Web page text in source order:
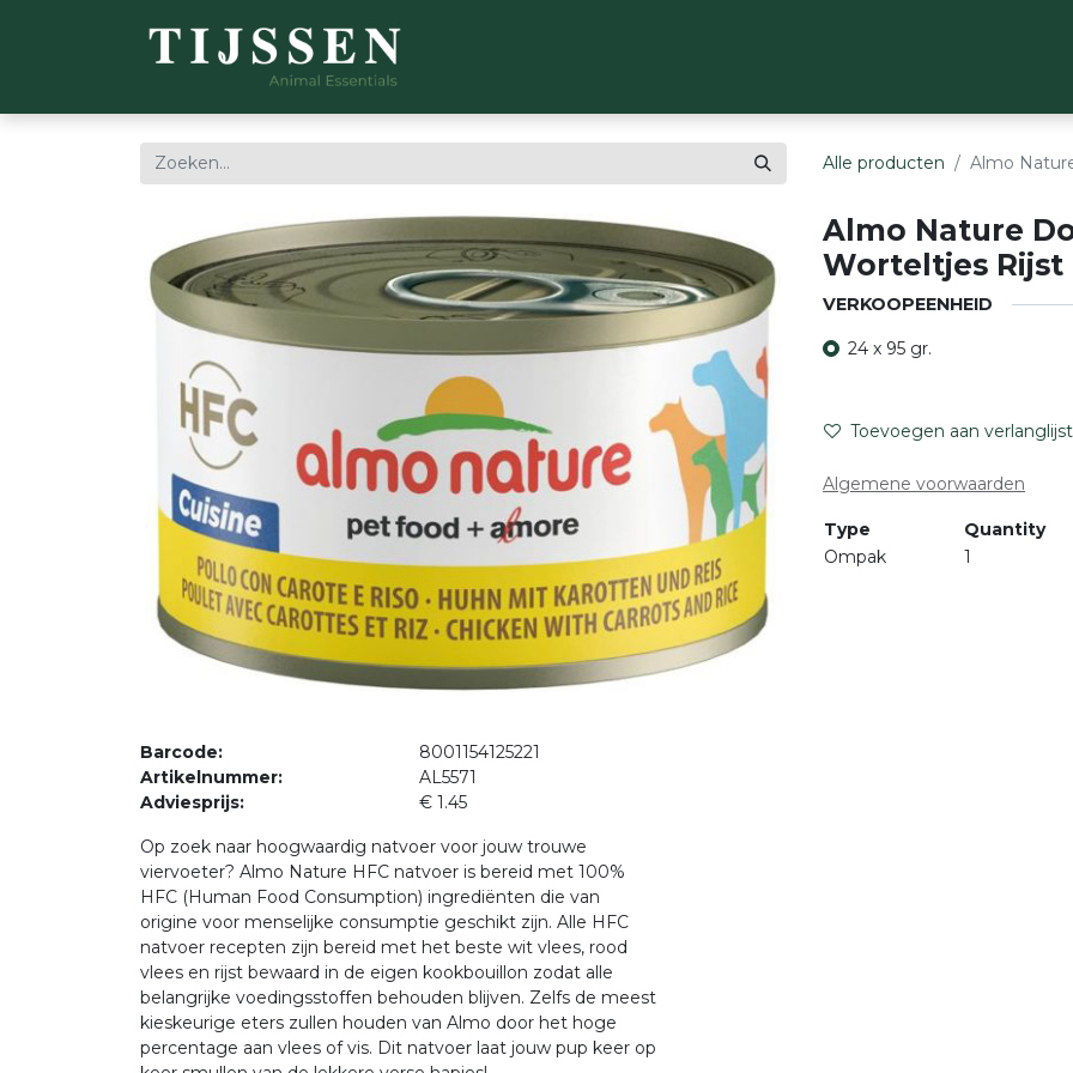
Alle producten Almo
Almo Nature
Worteltjes Rijst
VERKOOPEENHEID
24 x 95 gr.
Toevoegen aan verlanglijst
Algemene voorwaarden
Type
Quantity
Ompak
1
Barcode:
8001154125221
Artikelnummer:
AL5571
Adviesprijs:
€ 1.45
Op zoek naar hoogwaardig natvoer voor jouw trouwe
viervoeter? Almo Nature HFC natvoer is bereid met 100%
HFC (Human Food Consumption) ingrediënten die van
origine voor menselijke consumptie geschikt zijn. Alle HFC
natvoer recepten zijn bereid met het beste wit vlees, rood
vlees en rijst bewaard in de eigen kookbouillon zodat alle
belangrijke voedingsstoffen behouden blijven. Zelfs de meest
kieskeurige eters zullen houden van Almo door het hoge
percentage aan vlees of vis. Dit natvoer laat jouw pup keer op